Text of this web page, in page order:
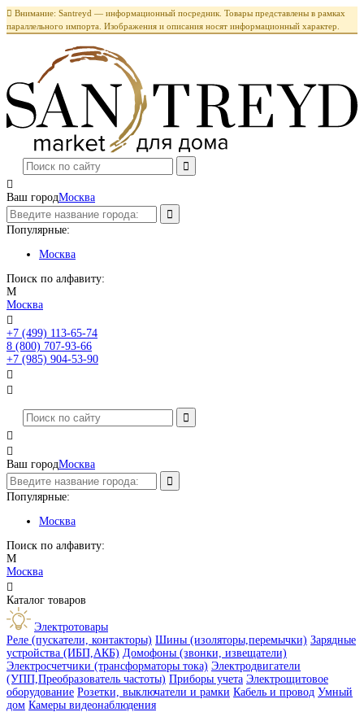
 Внимание: Santreyd — информационный посредник. Товары представлены в рамках
параллельного импорта. Изображения и описания носят информационный характер.

Ваш городМосква
Популярные:
Москва
Поиск по алфавиту:
М
Москва

+7 (499) 113-65-74
8 (800) 707-93-66
+7 (985) 904-53-90




Ваш городМосква
Популярные:
Москва
Поиск по алфавиту:
М
Москва

Каталог товаров
Электротовары
Реле (пускатели, контакторы) Шины (изоляторы,перемычки) Зарядные
устройства (ИБП,АКБ) Домофоны (звонки, извещатели)
Электросчетчики (трансформаторы тока) Электродвигатели
(УПП,Преобразователь частоты) Приборы учета Электрощитовое
оборудование Розетки, выключатели и рамки Кабель и провод Умный
дом Камеры видеонаблюдения